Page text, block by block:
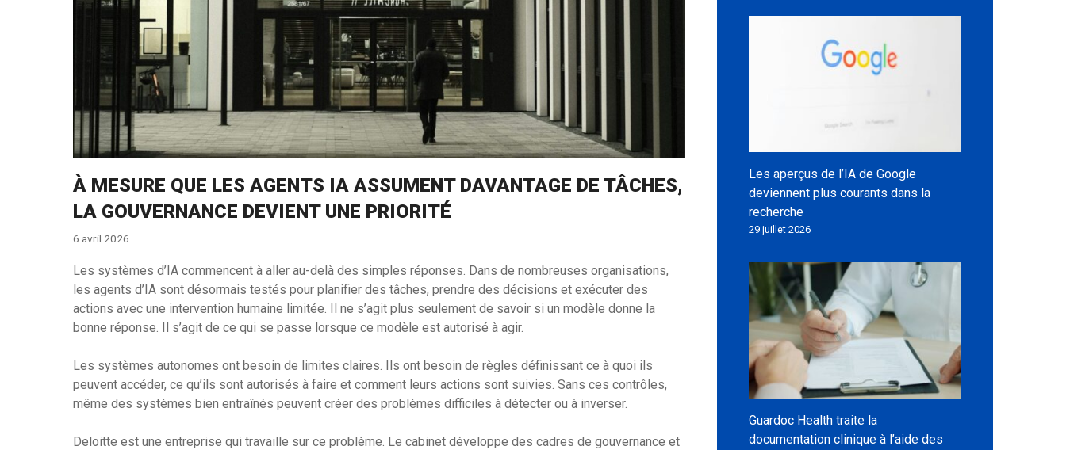
À MESURE QUE LES AGENTS IA ASSUMENT DAVANTAGE DE TÂCHES,
LA GOUVERNANCE DEVIENT UNE PRIORITÉ
6 avril 2026
Les systèmes d’IA commencent à aller au-delà des simples réponses. Dans de nombreuses organisations,
les agents d’IA sont désormais testés pour planifier des tâches, prendre des décisions et exécuter des
actions avec une intervention humaine limitée. Il ne s’agit plus seulement de savoir si un modèle donne la
bonne réponse. Il s’agit de ce qui se passe lorsque ce modèle est autorisé à agir.
Les systèmes autonomes ont besoin de limites claires. Ils ont besoin de règles définissant ce à quoi ils
peuvent accéder, ce qu’ils sont autorisés à faire et comment leurs actions sont suivies. Sans ces contrôles,
même des systèmes bien entraînés peuvent créer des problèmes difficiles à détecter ou à inverser.
Deloitte est une entreprise qui travaille sur ce problème. Le cabinet développe des cadres de gouvernance et
Les aperçus de l’IA de Google
deviennent plus courants dans la
recherche
29 juillet 2026
Guardoc Health traite la
documentation clinique à l’aide des